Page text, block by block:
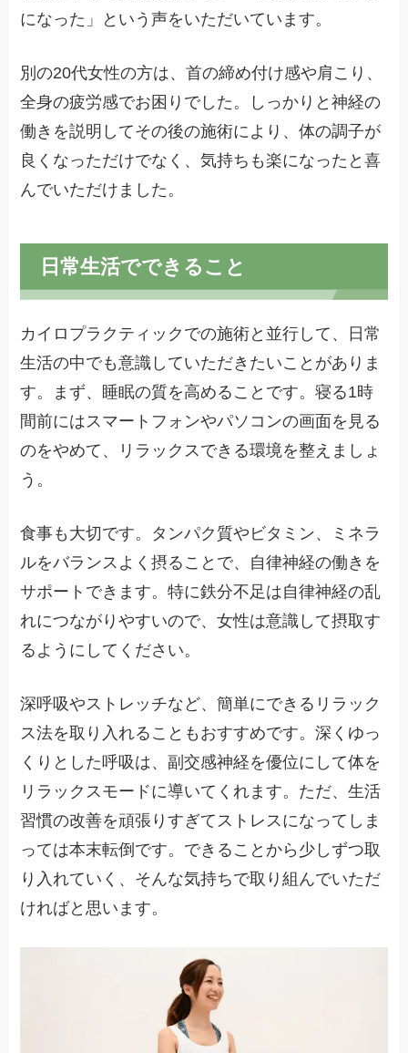
になった」という声をいただいています。
別の20代女性の方は、首の締め付け感や肩こり、
全身の疲労感でお困りでした。しっかりと神経の
働きを説明してその後の施術により、体の調子が
良くなっただけでなく、気持ちも楽になったと喜
んでいただけました。
日常生活でできること
カイロプラクティックでの施術と並行して、日常
生活の中でも意識していただきたいことがありま
す。まず、睡眠の質を高めることです。寝る1時
間前にはスマートフォンやパソコンの画面を見る
のをやめて、リラックスできる環境を整えましょ
う。
食事も大切です。タンパク質やビタミン、ミネラ
ルをバランスよく摂ることで、自律神経の働きを
サポートできます。特に鉄分不足は自律神経の乱
れにつながりやすいので、女性は意識して摂取す
るようにしてください。
深呼吸やストレッチなど、簡単にできるリラック
ス法を取り入れることもおすすめです。深くゆっ
くりとした呼吸は、副交感神経を優位にして体を
リラックスモードに導いてくれます。ただ、生活
習慣の改善を頑張りすぎてストレスになってしま
っては本末転倒です。できることから少しずつ取
り入れていく、そんな気持ちで取り組んでいただ
ければと思います。